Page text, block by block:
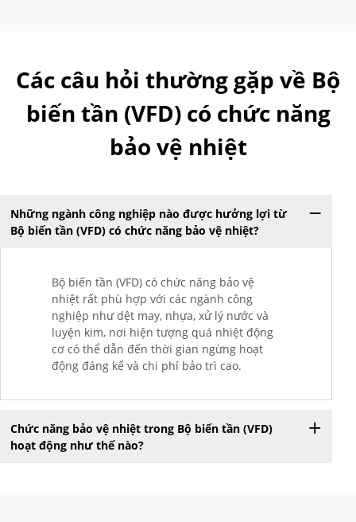
Các câu hỏi thường gặp về Bộ
biến tần (VFD) có chức năng
bảo vệ nhiệt
Những ngành công nghiệp nào được hưởng lợi từ
Bộ biến tần (VFD) có chức năng bảo vệ nhiệt?
Bộ biến tần (VFD) có chức năng bảo vệ
nhiệt rất phù hợp với các ngành công
nghiệp như dệt may, nhựa, xử lý nước và
luyện kim, nơi hiện tượng quá nhiệt động
cơ có thể dẫn đến thời gian ngừng hoạt
động đáng kể và chi phí bảo trì cao.
Chức năng bảo vệ nhiệt trong Bộ biến tần (VFD)
hoạt động như thế nào?